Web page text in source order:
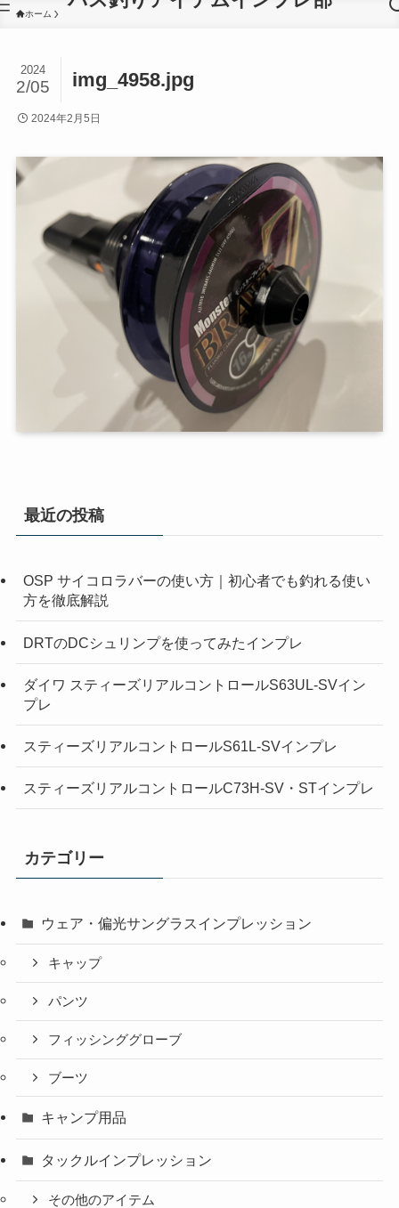
ホーム
img_4958.jpg
2024
2/05
2024年2月5日
最近の投稿
OSP サイコロラバーの使い方｜初心者でも釣れる使い
方を徹底解説
DRTのDCシュリンプを使ってみたインプレ
ダイワ スティーズリアルコントロールS63UL-SVイン
プレ
スティーズリアルコントロールS61L-SVインプレ
スティーズリアルコントロールC73H-SV・STインプレ
カテゴリー
ウェア・偏光サングラスインプレッション
キャップ
パンツ
フィッシンググローブ
ブーツ
キャンプ用品
タックルインプレッション
その他のアイテム